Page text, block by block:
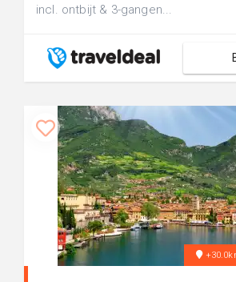
incl. ontbijt & 3-gangen...